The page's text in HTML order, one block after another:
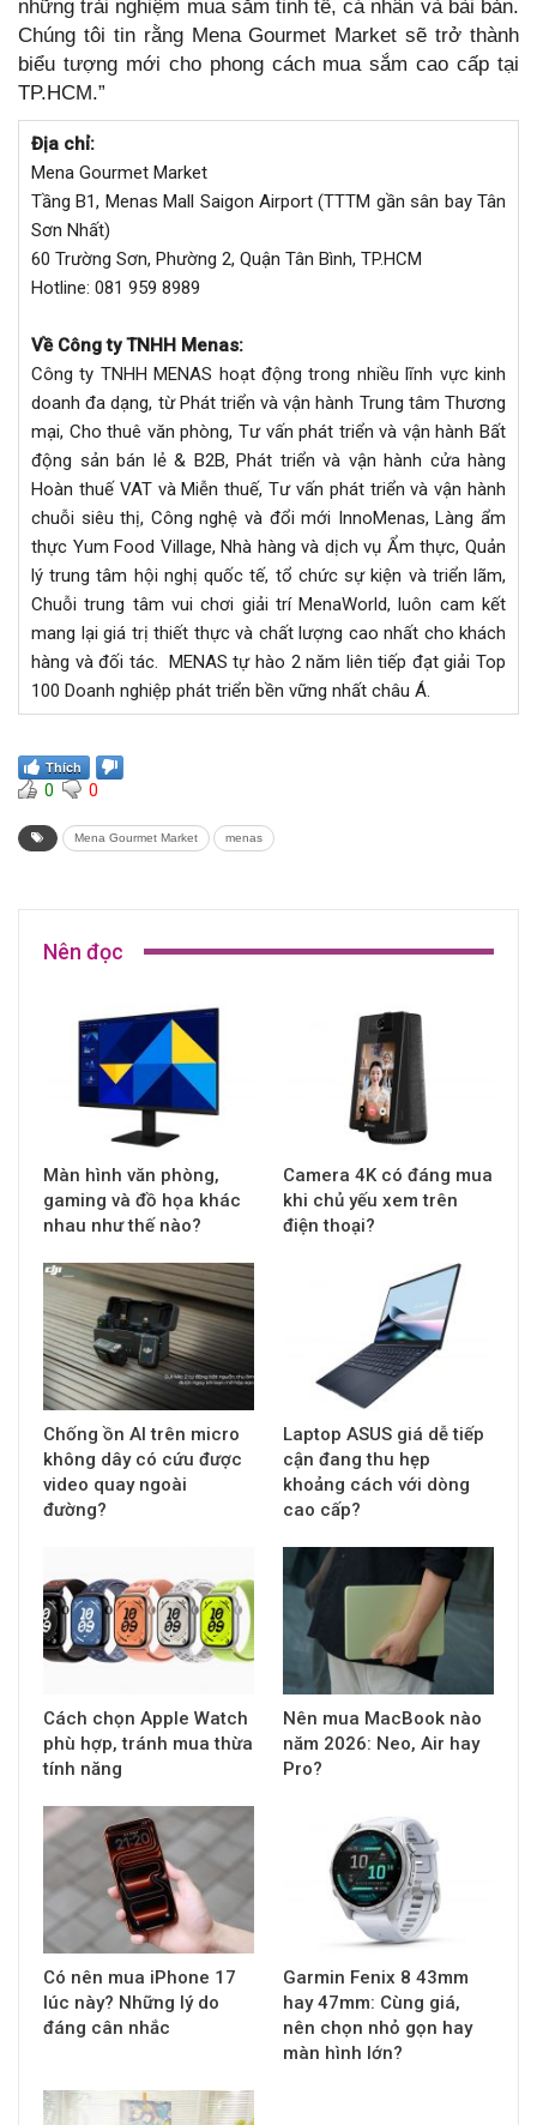
những trải nghiệm mua sắm tinh tế, cá nhân và bài bản.
Chúng tôi tin rằng Mena Gourmet Market sẽ trở thành
biểu tượng mới cho phong cách mua sắm cao cấp tại
TP.HCM.”
Địa chỉ:
Mena Gourmet Market
Tầng B1, Menas Mall Saigon Airport (TTTM gần sân bay Tân
Sơn Nhất)
60 Trường Sơn, Phường 2, Quận Tân Bình, TP.HCM
Hotline: 081 959 8989
Về Công ty TNHH Menas:
Công ty TNHH MENAS hoạt động trong nhiều lĩnh vực kinh
doanh đa dạng, từ Phát triển và vận hành Trung tâm Thương
mại, Cho thuê văn phòng, Tư vấn phát triển và vận hành Bất
động sản bán lẻ & B2B, Phát triển và vận hành cửa hàng
Hoàn thuế VAT và Miễn thuế, Tư vấn phát triển và vận hành
chuỗi siêu thị, Công nghệ và đổi mới InnoMenas, Làng ẩm
thực Yum Food Village, Nhà hàng và dịch vụ Ẩm thực, Quản
lý trung tâm hội nghị quốc tế, tổ chức sự kiện và triển lãm,
Chuỗi trung tâm vui chơi giải trí MenaWorld, luôn cam kết
mang lại giá trị thiết thực và chất lượng cao nhất cho khách
hàng và đối tác. MENAS tự hào 2 năm liên tiếp đạt giải Top
100 Doanh nghiệp phát triển bền vững nhất châu Á.
Thích
0 0
Mena Gourmet Market menas
Nên đọc
Màn hình văn phòng,
gaming và đồ họa khác
nhau như thế nào?
Camera 4K có đáng mua
khi chủ yếu xem trên
điện thoại?
Chống ồn AI trên micro
không dây có cứu được
video quay ngoài
đường?
Laptop ASUS giá dễ tiếp
cận đang thu hẹp
khoảng cách với dòng
cao cấp?
Cách chọn Apple Watch
phù hợp, tránh mua thừa
tính năng
Nên mua MacBook nào
năm 2026: Neo, Air hay
Pro?
Có nên mua iPhone 17
lúc này? Những lý do
đáng cân nhắc
Garmin Fenix 8 43mm
hay 47mm: Cùng giá,
nên chọn nhỏ gọn hay
màn hình lớn?